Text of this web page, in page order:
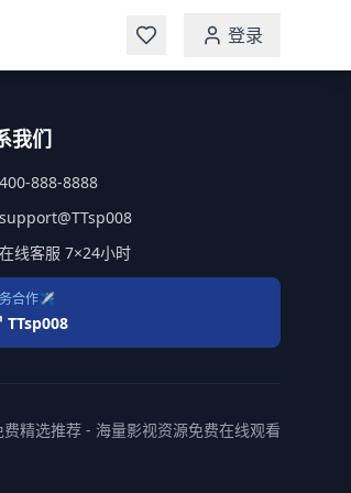
登录
我们
400-888-8888
support@TTsp008
在线客服 7×24小时
合作✈️
TTsp008
精选推荐 - 海量影视资源免费在线观看